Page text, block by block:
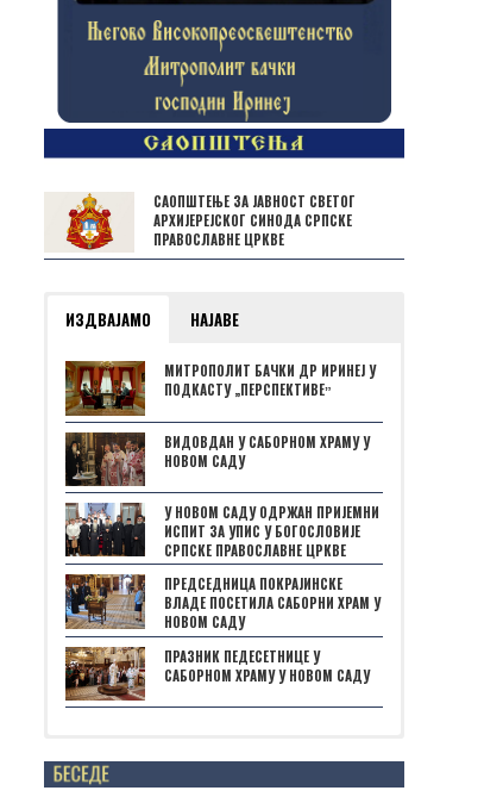
САОПШТЕЊЕ ЗА ЈАВНОСТ СВЕТОГ
АРХИЈЕРЕЈСКОГ СИНОДА СРПСКЕ
ПРАВОСЛАВНЕ ЦРКВЕ
ИЗДВАЈАМО НАЈАВЕ
МИТРОПОЛИТ БАЧКИ ДР ИРИНЕЈ У
ПОДКАСТУ „ПЕРСПЕКТИВЕˮ
ВИДОВДАН У САБОРНОМ ХРАМУ У
НОВОМ САДУ
У НОВОМ САДУ ОДРЖАН ПРИЈЕМНИ
ИСПИТ ЗА УПИС У БОГОСЛОВИЈЕ
СРПСКЕ ПРАВОСЛАВНЕ ЦРКВЕ
ПРЕДСЕДНИЦА ПОКРАЈИНСКЕ
ВЛАДЕ ПОСЕТИЛА САБОРНИ ХРАМ У
НОВОМ САДУ
ПРАЗНИК ПЕДЕСЕТНИЦЕ У
САБОРНОМ ХРАМУ У НОВОМ САДУ
Posts not found